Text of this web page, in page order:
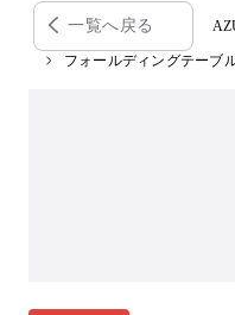
一覧へ戻る
フォールディングテーブ